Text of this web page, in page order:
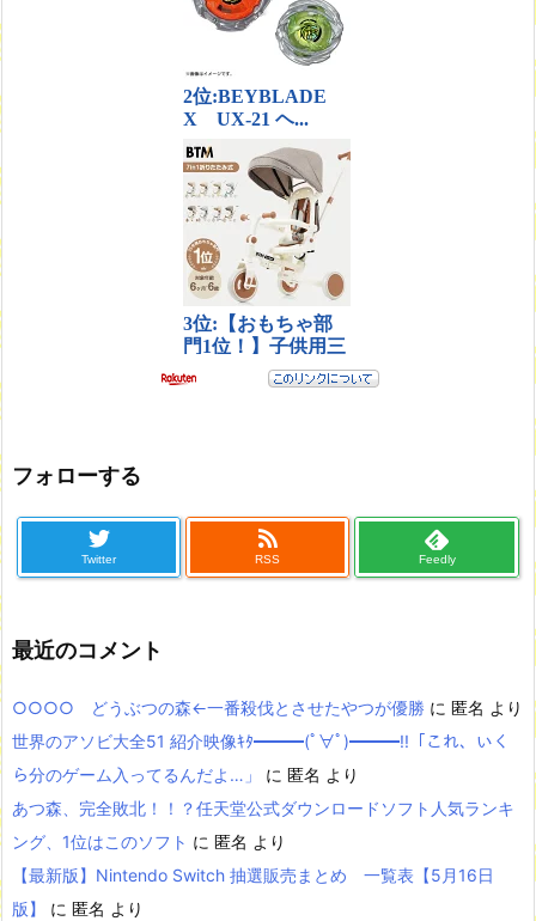
フォローする
Twitter RSS Feedly
最近のコメント
○○○○ どうぶつの森←一番殺伐とさせたやつが優勝 に 匿名 より
世界のアソビ大全51 紹介映像ｷﾀ━━━(ﾟ∀ﾟ)━━━!!「これ、いく
ら分のゲーム入ってるんだよ…」
に 匿名 より
あつ森、完全敗北！！？任天堂公式ダウンロードソフト人気ランキ
ング、1位はこのソフト に 匿名 より
【最新版】Nintendo Switch 抽選販売まとめ 一覧表【5月16日
版】
に 匿名 より